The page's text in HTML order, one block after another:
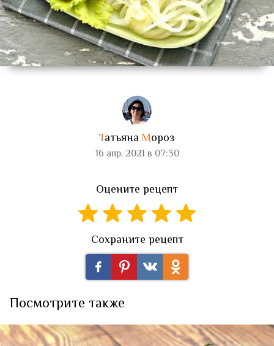
Татьяна Мороз
16 апр. 2021 в 07:30
Оцените рецепт
Сохраните рецепт
Посмотрите также